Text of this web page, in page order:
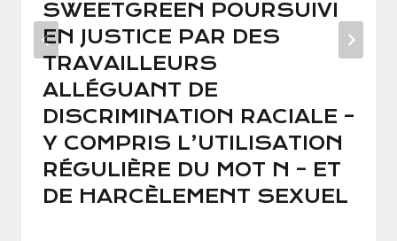
SWEETGREEN POURSUIVI
EN JUSTICE PAR DES
TRAVAILLEURS
ALLÉGUANT DE
DISCRIMINATION RACIALE –
Y COMPRIS L’UTILISATION
RÉGULIÈRE DU MOT N – ET
DE HARCÈLEMENT SEXUEL